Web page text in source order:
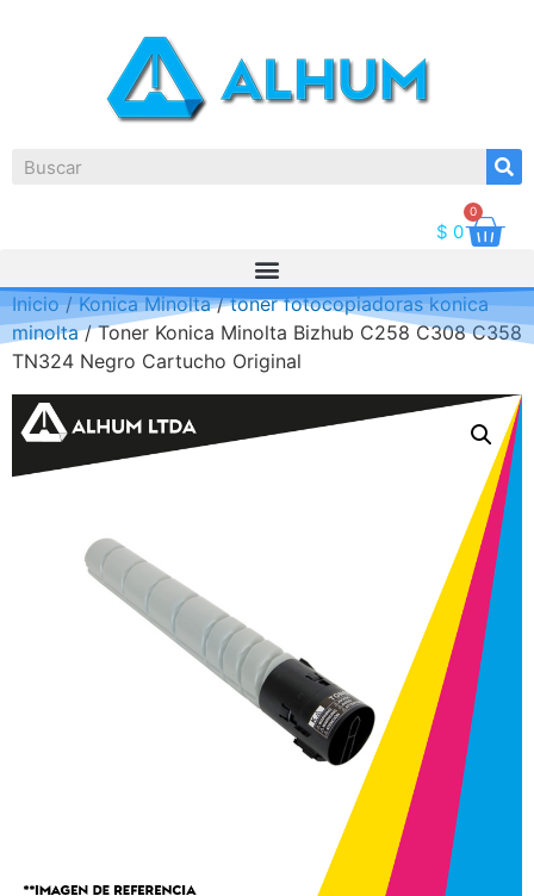
$ 0
0
Inicio/Konica Minolta/toner fotocopiadoras konica
minolta/ Toner Konica Minolta Bizhub C258 C308 C358
TN324 Negro Cartucho Original